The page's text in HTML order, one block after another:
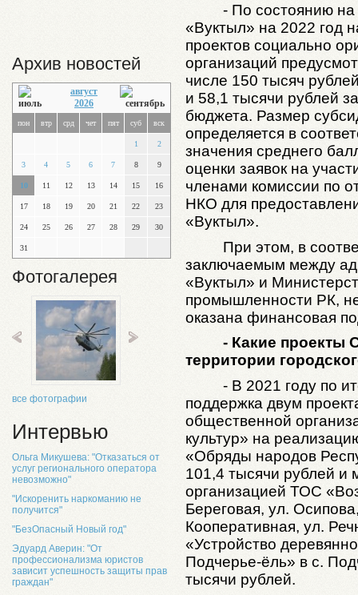
Архив новостей
август
2026
пон втр срд чет пят суб вск
1 2
3 4 5 6 7 8 9
10 11 12 13 14 15 16
17 18 19 20 21 22 23
24 25 26 27 28 29 30
31
Фотогалерея
все фотографии
Интервью
Ольга Микушева: "Отказаться от
услуг регионального оператора
невозможно"
"Искоренить наркоманию не
получится"
"БезОпасный Новый год"
Эдуард Аверин: "От
профессионализма юристов
зависит успешность защиты прав
граждан"
- По состоянию
«Вуктыл» на 2022 год
проектов социально
организаций
числе 150 тысяч
и 58,1 тысячи рублей
бюджета. Размер
определяется в
значения среднего
оценки заявок на
членами комиссии по
НКО для
«Вуктыл».
При этом, в
заключаемым между
«Вуктыл» и
промышленности РК,
оказана финансовая
- Какие проекты
территории
- В 2021 году по
поддержка двум
общественной
культур» на
«Обряды народов
101,4 тысячи рублей и
организацией ТОС
Береговая, ул.
Кооперативная, ул.
«Устройство
Подчерье-ёль» в с.
тысячи рублей.